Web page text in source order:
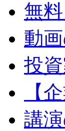
無
動
投
【
講